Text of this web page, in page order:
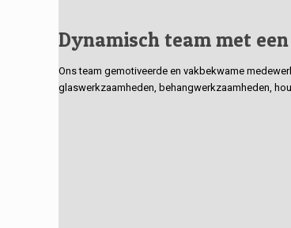
Dynamisch team met
Ons team gemotiveerde en vakbekwame
glaswerkzaamheden, behangwerkzaamheden,